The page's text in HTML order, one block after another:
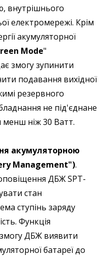
внутрішнього
електромережі. Крім
акумуляторної
Mode"
змогу зупинити
подавання вихідної
резервного
не під'єднане
менш ніж 30 Ватт.
акумуляторною
Management").
оповіщення ДБЖ SPT-
стан
ступінь заряду
Функція
ДБЖ виявити
батареї до